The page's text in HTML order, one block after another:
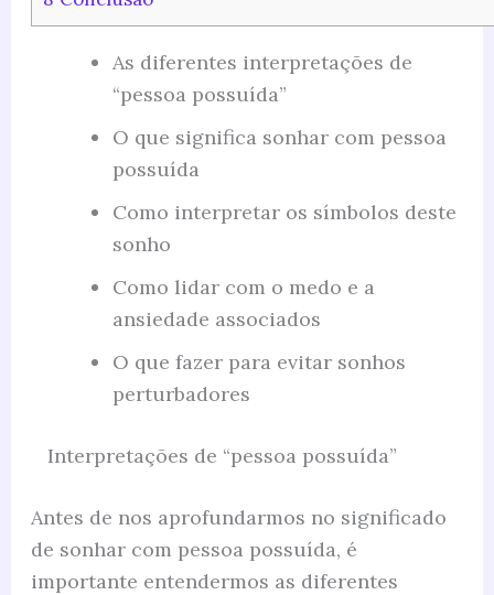
As diferentes interpretações de
“pessoa possuída”
O que significa sonhar com pessoa
possuída
Como interpretar os símbolos deste
sonho
Como lidar com o medo e a
ansiedade associados
O que fazer para evitar sonhos
perturbadores
Interpretações de “pessoa possuída”
Antes de nos aprofundarmos no significado
de sonhar com pessoa possuída, é
importante entendermos as diferentes